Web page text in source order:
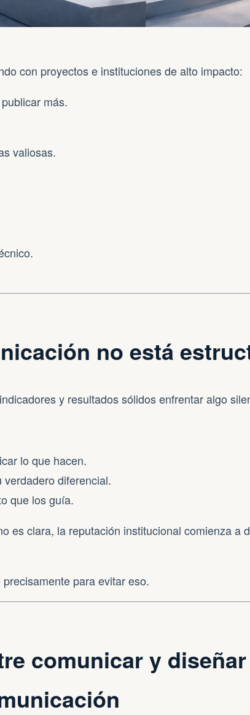
con proyectos e instituciones de alto impacto:
más.
valiosas.
no está
y resultados sólidos enfrentar algo
lo que hacen.
diferencial.
que los guía.
es clara, la reputación institucional comienza a
para evitar eso.
comunicar y